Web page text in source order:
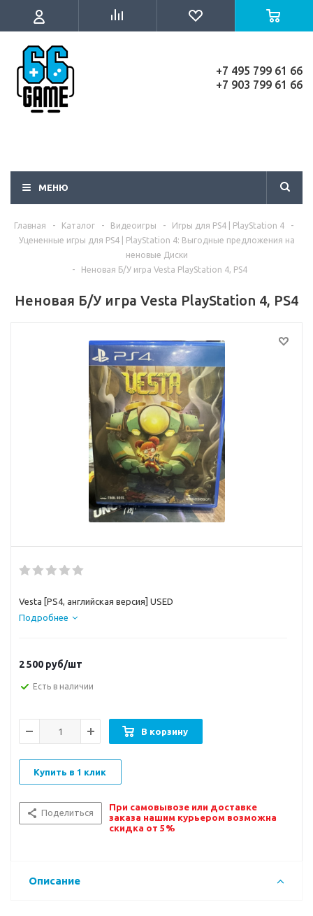
+7 495 799 61 66
+7 903 799 61 66
МЕНЮ
Главная - Каталог - Видеоигры - Игры для PS4 | PlayStation 4
-
Уцененные игры для PS4 | PlayStation 4: Выгодные предложения на
неновые Диски
-
Неновая Б/У игра Vesta PlayStation 4, PS4
Неновая Б/У игра Vesta PlayStation 4, PS4
Vesta [PS4, английская версия] USED
Подробнее
2 500 руб/шт
Есть в наличии
В корзину
Купить в 1 клик
Поделиться
При самовывозе или доставке
заказа нашим курьером возможна
скидка от 5%
Описание